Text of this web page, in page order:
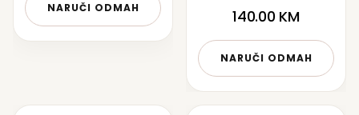
NARUČI ODMAH 140.00 KM
NARUČI ODMAH